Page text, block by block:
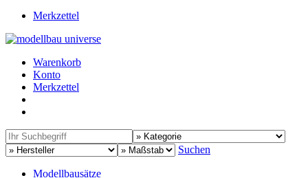
Merkzettel
Warenkorb
Konto
Merkzettel
Suchen
Modellbausätze